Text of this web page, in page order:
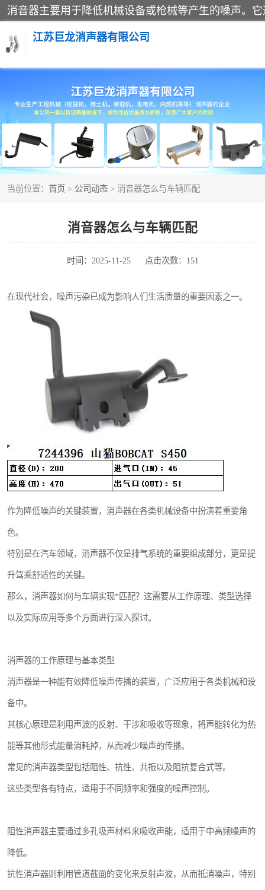
江苏巨龙消声器有限公司
当前位置： 首页 > 公司动态 > 消音器怎么与车辆匹配
消音器怎么与车辆匹配
时间：2025-11-25 点击次数：151
在现代社会，噪声污染已成为影响人们生活质量的重要因素之一。
作为降低噪声的关键装置，消声器在各类机械设备中扮演着重要角
色。
特别是在汽车领域，消声器不仅是排气系统的重要组成部分，更是提
升驾乘舒适性的关键。
那么，消声器如何与车辆实现*匹配？这需要从工作原理、类型选择
以及实际应用等多个方面进行深入探讨。
消声器的工作原理与基本类型
消声器是一种能有效降低噪声传播的装置，广泛应用于各类机械和设
备中。
其核心原理是利用声波的反射、干涉和吸收等现象，将声能转化为热
能等其他形式能量消耗掉，从而减少噪声的传播。
常见的消声器类型包括阻性、抗性、共振以及阻抗复合式等。
这些类型各有特点，适用于不同频率和强度的噪声控制。
阻性消声器主要通过多孔吸声材料来吸收声能，适用于中高频噪声的
降低。
抗性消声器则利用管道截面的变化来反射声波，从而抵消噪声，特别
消声器